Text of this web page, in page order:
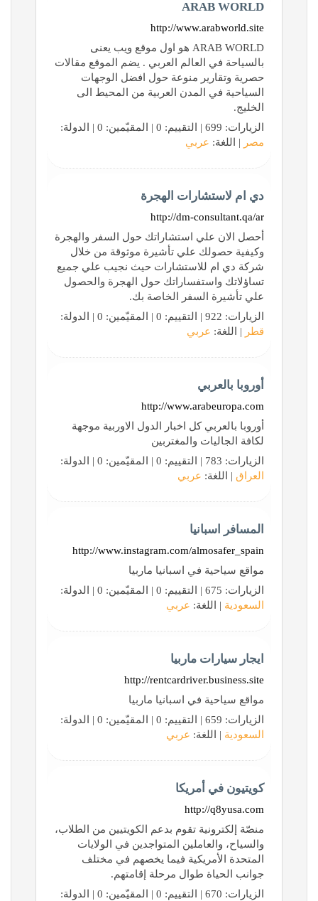
ARAB WORLD
http://www.arabworld.site
ARAB WORLD هو اول موقع ويب يعنى
بالسياحة في العالم العربي . يضم الموقع مقالات
حصرية وتقارير منوعة حول افضل الوجهات
السياحية في المدن العربية من المحيط الى
الخليج.
الزيارات: 699 | التقييم: 0 | المقيّمين: 0 | الدولة:
مصر | اللغة: عربي
دي ام لاستشارات الهجرة
http://dm-consultant.qa/ar
أحصل الان علي استشاراتك حول السفر والهجرة
وكيفية حصولك علي تأشيرة موثوقة من خلال
شركة دي ام للاستشارات حيث نجيب علي جميع
تساؤلاتك واستفساراتك حول الهجرة والحصول
علي تأشيرة السفر الخاصة بك.
الزيارات: 922 | التقييم: 0 | المقيّمين: 0 | الدولة:
قطر | اللغة: عربي
أوروبا بالعربي
http://www.arabeuropa.com
أوروبا بالعربي كل اخبار الدول الاوربية موجهة
لكافة الجاليات والمغتربين
الزيارات: 783 | التقييم: 0 | المقيّمين: 0 | الدولة:
العراق | اللغة: عربي
المسافر اسبانيا
http://www.instagram.com/almosafer_spain
مواقع سياحية في اسبانيا ماربيا
الزيارات: 675 | التقييم: 0 | المقيّمين: 0 | الدولة:
السعودية | اللغة: عربي
ايجار سيارات ماربيا
http://rentcardriver.business.site
مواقع سياحية في اسبانيا ماربيا
الزيارات: 659 | التقييم: 0 | المقيّمين: 0 | الدولة:
السعودية | اللغة: عربي
كويتيون في أمريكا
http://q8yusa.com
منصّة إلكترونية تقوم بدعم الكويتيين من الطلاب،
والسياح، والعاملين المتواجدين في الولايات
المتحدة الأمريكية فيما يخصهم في مختلف
جوانب الحياة طوال مرحلة إقامتهم.
الزيارات: 670 | التقييم: 0 | المقيّمين: 0 | الدولة: